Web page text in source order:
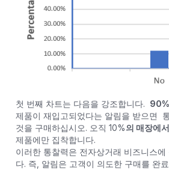
첫 번째 차트는 다음을 강조합니다. 90%
제품이 재입고되었다는 알림을 받으면
것을 구매하십시오. 오직 10%의 매장에
제품에만 집착합니다.
이러한 통찰력은 전자상거래 비즈니스에
다. 즉, 알림은 고객이 의도한 구매를 완